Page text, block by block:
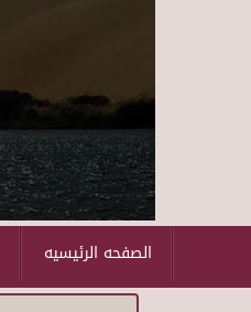
الصفحه الرئيسيه